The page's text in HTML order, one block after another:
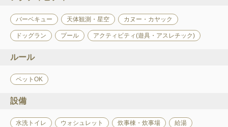
バーベキュー 天体観測・星空 カヌー・カヤック
ドッグラン プール アクティビティ(遊具・アスレチック)
ルール
ペットOK
設備
水洗トイレ ウォシュレット 炊事棟・炊事場 給湯